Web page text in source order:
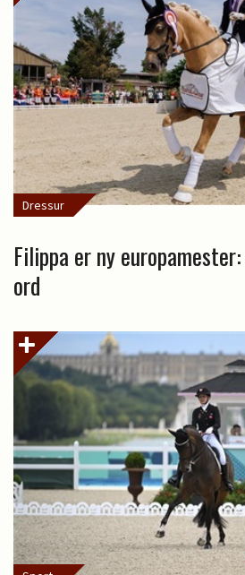
Dressur
Filippa er ny
ord